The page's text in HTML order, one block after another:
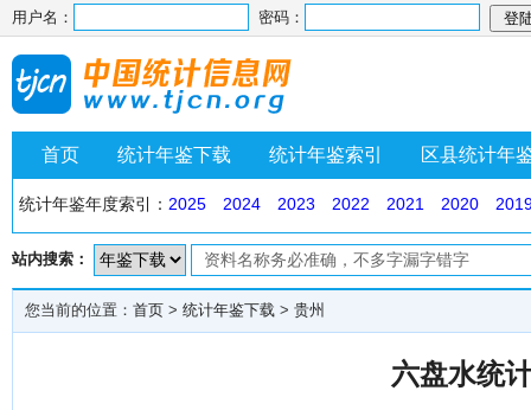
用户名： 密码：
首页 统计年鉴下载 统计年鉴索引 区县统计年
统计年鉴年度索引： 2025 2024 2023 2022 2021 2020
站内搜索：
您当前的位置： 首页 > 统计年鉴下载 > 贵州
六盘水统